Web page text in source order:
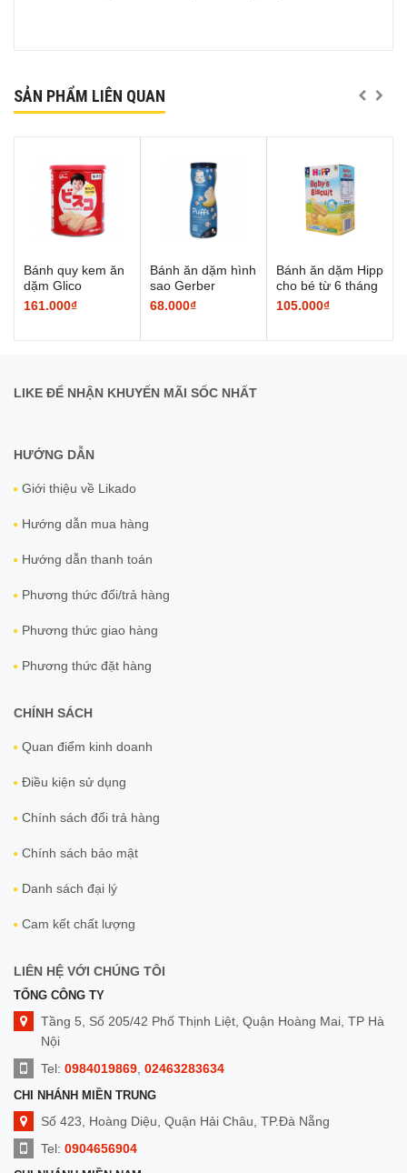
SẢN PHẨM LIÊN QUAN
Bánh quy kem ăn
dặm Glico
161.000₫
Bánh ăn dặm hình
sao Gerber
68.000₫
Bánh ăn dặm Hipp
cho bé từ 6 tháng
tuổi
105.000₫
LIKE ĐỂ NHẬN KHUYẾN MÃI SỐC NHẤT
HƯỚNG DẪN
Giới thiệu về Likado
Hướng dẫn mua hàng
Hướng dẫn thanh toán
Phương thức đổi/trả hàng
Phương thức giao hàng
Phương thức đặt hàng
CHÍNH SÁCH
Quan điểm kinh doanh
Điều kiện sử dụng
Chính sách đổi trả hàng
Chính sách bảo mật
Danh sách đại lý
Cam kết chất lượng
LIÊN HỆ VỚI CHÚNG TÔI
TỔNG CÔNG TY
Tầng 5, Số 205/42 Phố Thịnh Liệt, Quận Hoàng Mai, TP Hà
Nội
Tel: 0984019869 02463283634
CHI NHÁNH MIỀN TRUNG
Số 423, Hoàng Diệu, Quận Hải Châu, TP.Đà Nẵng
Tel: 0904656904